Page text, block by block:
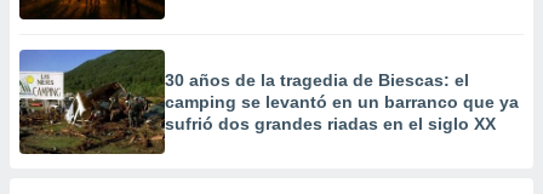
30 años de la tragedia de Biescas: el
camping se levantó en un barranco que ya
sufrió dos grandes riadas en el siglo XX